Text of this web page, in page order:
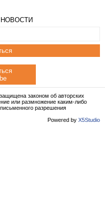
законом об авторских
или размножение каким-либо
разрешения
Powered by X5Studio